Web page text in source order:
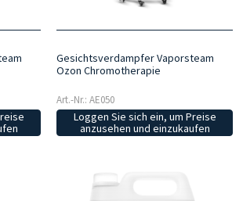
Gesichtsverdampfer Vaporsteam
Ozon Chromotherapie
Art.-Nr.: AE050
Loggen Sie sich ein, um Preise
anzusehen und einzukaufen